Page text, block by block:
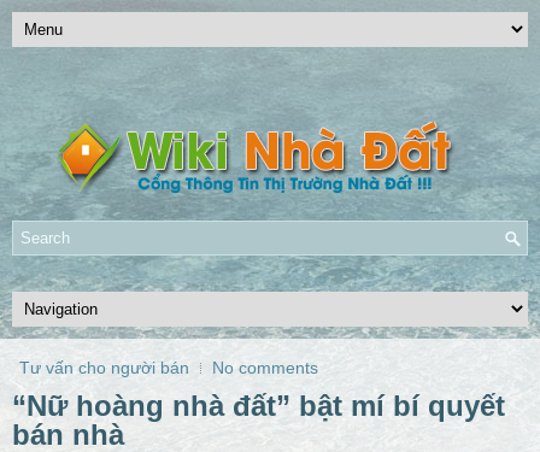
Tư vấn cho người bán No comments
“Nữ hoàng nhà đất” bật mí bí quyết
bán nhà